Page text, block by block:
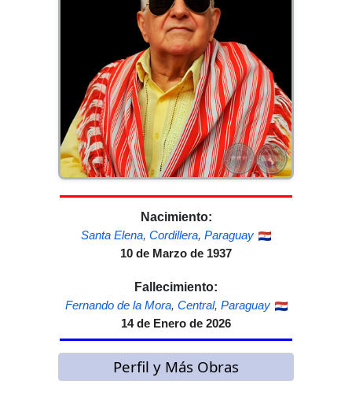
Nacimiento:
Santa Elena, Cordillera, Paraguay
10 de Marzo de 1937
Fallecimiento:
Fernando de la Mora, Central, Paraguay
14 de Enero de 2026
Perfil y Más Obras